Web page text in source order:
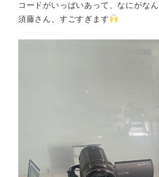
コードがいっぱいあって、なにがな
須藤さん、すごすぎます